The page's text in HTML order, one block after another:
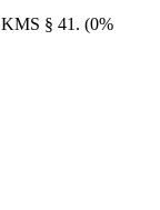
KMS § 41. (0%